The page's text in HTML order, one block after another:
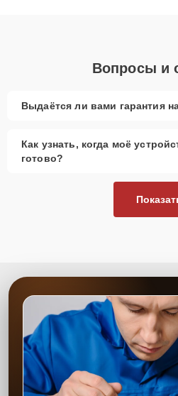
Вопросы и
Выдаётся ли вами гарантия
Как узнать, когда моё
готово?